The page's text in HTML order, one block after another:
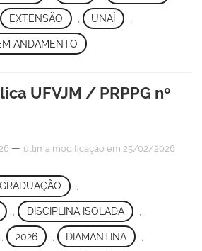
EXTENSÃO UNAÍ
ANDAMENTO
UFVJM / PRPPG nº
— última modificação em 25/02/2026
,
DISCIPLINA ISOLADA
2026 DIAMANTINA